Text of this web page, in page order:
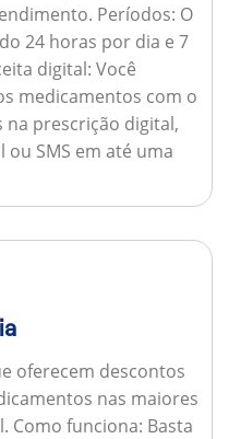
Períodos: O
24 horas por dia e 7
digital: Você
medicamentos com o
na prescrição digital,
ou SMS em até uma
oferecem descontos
nas maiores
Como funciona: Basta